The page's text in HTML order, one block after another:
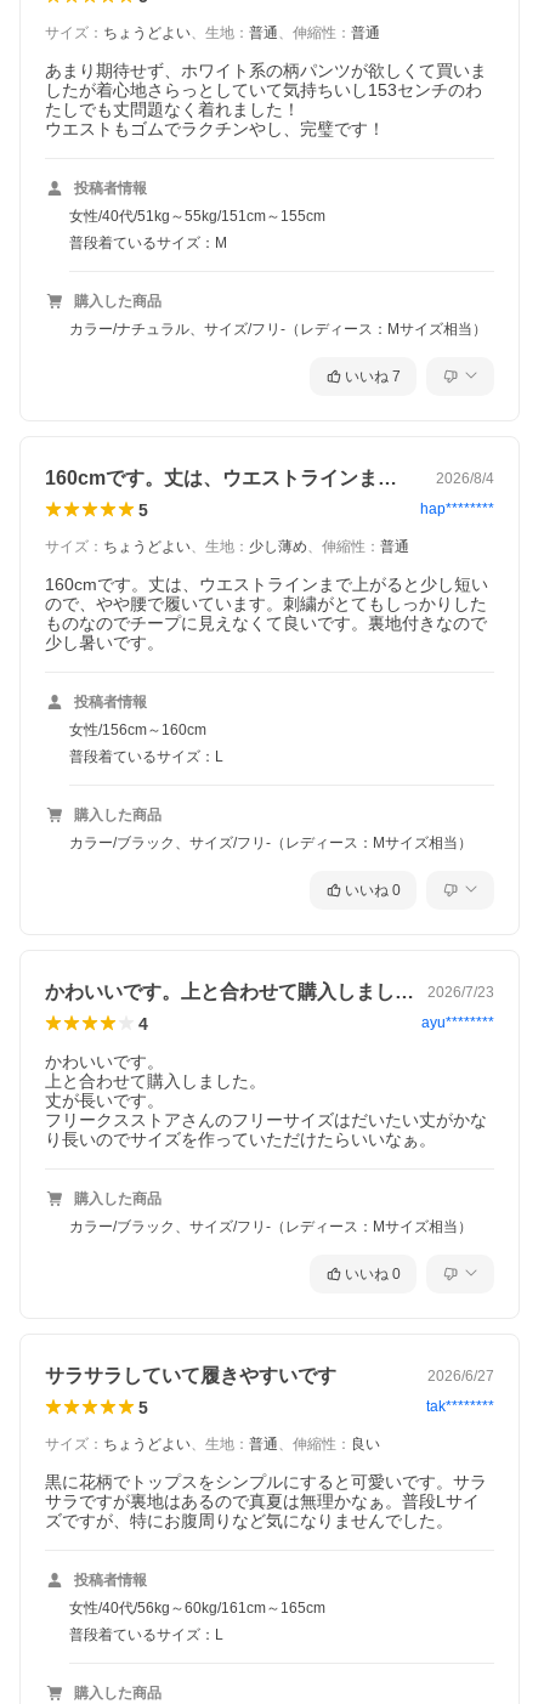
サイズ ： ちょうどよい、 生地 ： 普通、 伸縮性 ： 普通
あまり期待せず、ホワイト系の柄パンツが欲しくて買いま
したが着心地さらっとしていて気持ちいし153センチのわ
たしでも丈問題なく着れました！
ウエストもゴムでラクチンやし、完璧です！
投稿者情報
女性/40代/51kg～55kg/151cm～155cm
普段着ているサイズ：M
購入した商品
カラー/ナチュラル、サイズ/フリ-（レディース：Mサイズ相当）
いいね 7
160cmです。丈は、ウエストラインま… 2026/8/4
5 hap********
サイズ ： ちょうどよい、 生地 ： 少し薄め、 伸縮性 ： 普通
160cmです。丈は、ウエストラインまで上がると少し短い
ので、やや腰で履いています。刺繍がとてもしっかりした
ものなのでチープに見えなくて良いです。裏地付きなので
少し暑いです。
投稿者情報
女性/156cm～160cm
普段着ているサイズ：L
購入した商品
カラー/ブラック、サイズ/フリ-（レディース：Mサイズ相当）
いいね 0
かわいいです。上と合わせて購入しました… 2026/7/23
4 ayu********
かわいいです。
上と合わせて購入しました。
丈が長いです。
フリークスストアさんのフリーサイズはだいたい丈がかな
り長いのでサイズを作っていただけたらいいなぁ。
購入した商品
カラー/ブラック、サイズ/フリ-（レディース：Mサイズ相当）
いいね 0
サラサラしていて履きやすいです 2026/6/27
5 tak********
サイズ ： ちょうどよい、 生地 ： 普通、 伸縮性 ： 良い
黒に花柄でトップスをシンプルにすると可愛いです。サラ
サラですが裏地はあるので真夏は無理かなぁ。普段Lサイ
ズですが、特にお腹周りなど気になりませんでした。
投稿者情報
女性/40代/56kg～60kg/161cm～165cm
普段着ているサイズ：L
購入した商品